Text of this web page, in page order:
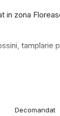
in zona
tamplarie
Decomandat